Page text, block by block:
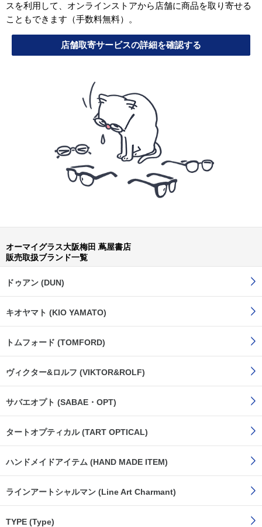
スを利用して、オンラインストアから店舗に商品を取り寄せる
こともできます（手数料無料）。
店舗取寄サービスの詳細を確認する
オーマイグラス大阪梅田 蔦屋書店
販売取扱ブランド一覧
ドゥアン (DUN)
キオヤマト (KIO YAMATO)
トムフォード (TOMFORD)
ヴィクター&ロルフ (VIKTOR&ROLF)
サバエオプト (SABAE・OPT)
タートオプティカル (TART OPTICAL)
ハンドメイドアイテム (HAND MADE ITEM)
ラインアートシャルマン (Line Art Charmant)
TYPE (Type)